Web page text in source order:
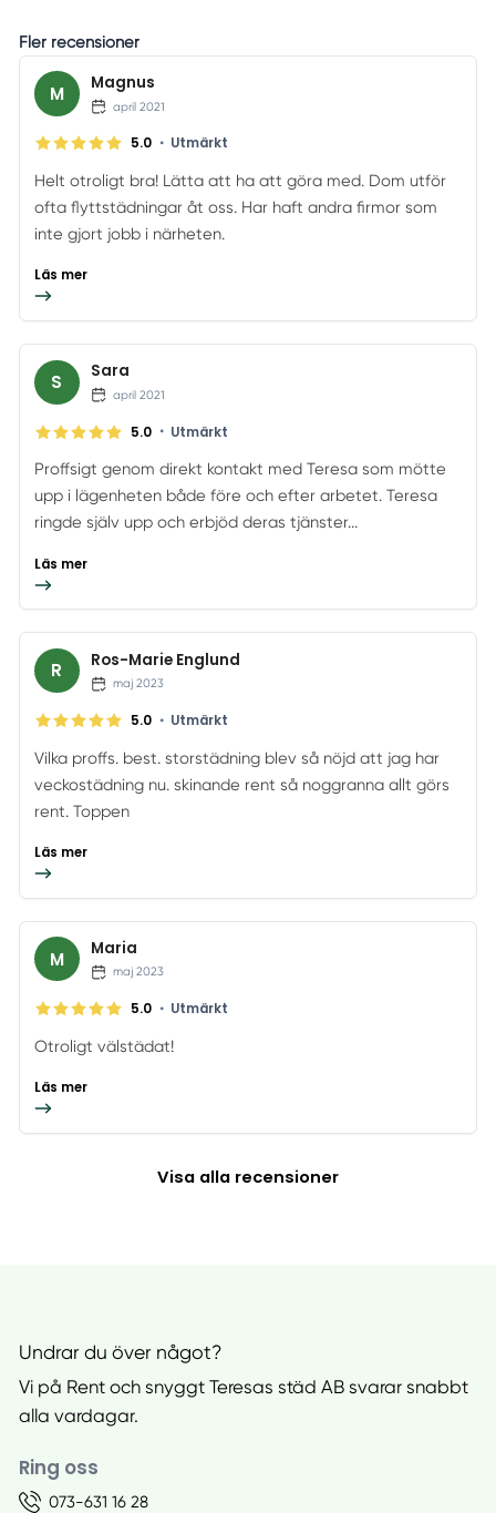
Fler recensioner
M Magnus
april 2021
5.0 • Utmärkt
Helt otroligt bra! Lätta att ha att göra med. Dom utför
ofta flyttstädningar åt oss. Har haft andra firmor som
inte gjort jobb i närheten.
Läs mer
S Sara
april 2021
5.0 • Utmärkt
Proffsigt genom direkt kontakt med Teresa som mötte
upp i lägenheten både före och efter arbetet. Teresa
ringde själv upp och erbjöd deras tjänster...
Läs mer
R Ros-Marie Englund
maj 2023
5.0 • Utmärkt
Vilka proffs. best. storstädning blev så nöjd att jag har
veckostädning nu. skinande rent så noggranna allt görs
rent. Toppen
Läs mer
M Maria
maj 2023
5.0 • Utmärkt
Otroligt välstädat!
Läs mer
Visa alla recensioner
Undrar du över något?
Vi på Rent och snyggt Teresas städ AB svarar snabbt
alla vardagar.
Ring oss
073-631 16 28